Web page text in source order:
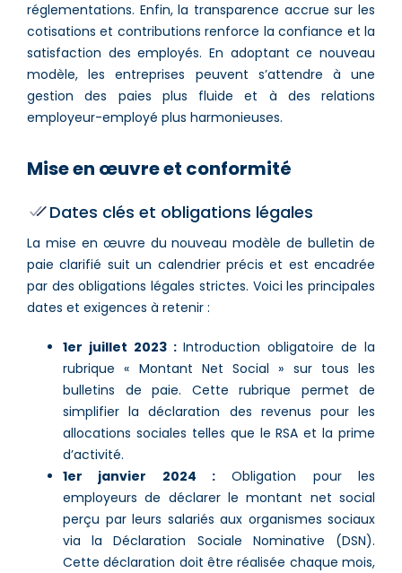
réglementations. Enfin, la transparence accrue sur les
cotisations et contributions renforce la confiance et la
satisfaction des employés. En adoptant ce nouveau
modèle, les entreprises peuvent s’attendre à une
gestion des paies plus fluide et à des relations
employeur-employé plus harmonieuses​.
Mise en œuvre et conformité
Dates clés et obligations légales
La mise en œuvre du nouveau modèle de bulletin de
paie clarifié suit un calendrier précis et est encadrée
par des obligations légales strictes. Voici les principales
dates et exigences à retenir :
1er juillet 2023 :Introduction obligatoire de la
rubrique « Montant Net Social » sur tous les
bulletins de paie. Cette rubrique permet de
simplifier la déclaration des revenus pour les
allocations sociales telles que le RSA et la prime
d’activité​.
1er janvier 2024 : Obligation pour les
employeurs de déclarer le montant net social
perçu par leurs salariés aux organismes sociaux
via la Déclaration Sociale Nominative (DSN).
Cette déclaration doit être réalisée chaque mois,